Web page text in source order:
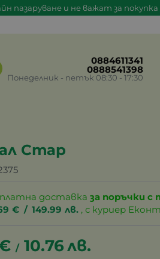
пазаруване и не важат за
0884611341
0888541398
Понеделник - петък 08:30 - 17:30
Стар
доставказа поръчки с
€ / 149.99 лв. , с куриер
/ 10.76лв.